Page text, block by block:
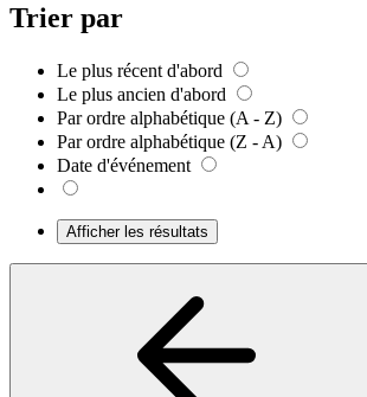
Trier par
Le plus récent d'abord
Le plus ancien d'abord
Par ordre alphabétique (A - Z)
Par ordre alphabétique (Z - A)
Date d'événement
Afficher les résultats